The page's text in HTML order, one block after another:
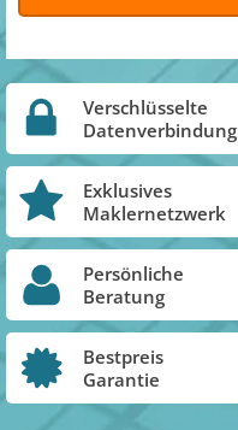
Verschlüsselte
Datenverbindung
Exklusives
Maklernetzwerk
Persönliche
Beratung
Bestpreis
Garantie